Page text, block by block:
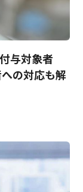
与対象者
の対応も解